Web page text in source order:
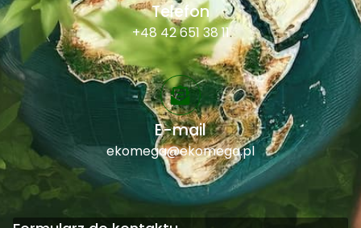
Telefon
+48 42 651 38 11
E-mail
ekomega@ekomega.pl